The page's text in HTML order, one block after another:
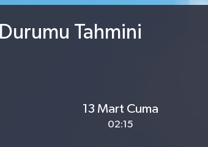
Tahmini
13 Mart Cuma
02:15